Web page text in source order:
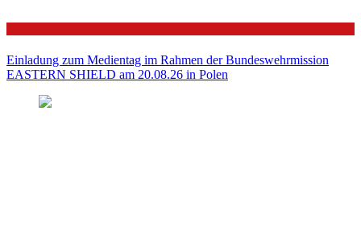
Einladung zum Medientag im Rahmen der Bundeswehrmission
EASTERN SHIELD am 20.08.26 in Polen